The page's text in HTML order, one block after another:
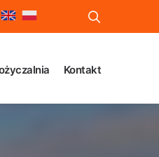
Kontakt